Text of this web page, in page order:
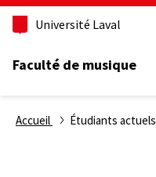
Aller
principal
Université Laval
Faculté de musique
Fil
Accueil Étudiants actuels